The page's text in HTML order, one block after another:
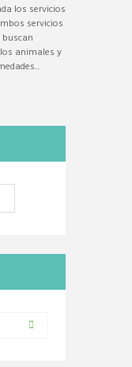
los servicios
servicios
animales y